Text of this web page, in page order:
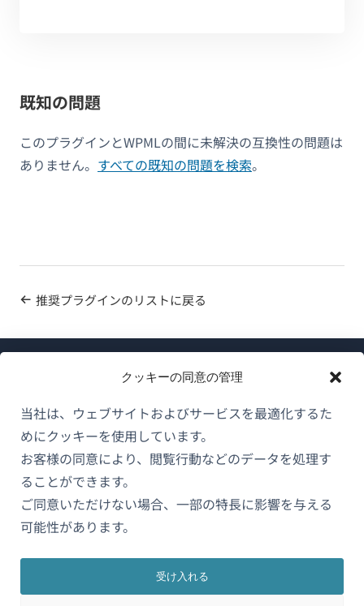
クッキーの同意の管理
当社は、ウェブサイトおよびサービスを最適化するた
めにクッキーを使用しています。
お客様の同意により、閲覧行動などのデータを処理す
ることができます。
ご同意いただけない場合、一部の特長に影響を与える
可能性があります。
受け入れる
既知の問題
このプラグインとWPMLの間に未解決の互換性の問題は
ありません。 すべての既知の問題を検索。
推奨プラグインのリストに戻る
日本語
WPMLについて
GDPRおよびプライバシーポリシー
チームに参加（新
ィ
し
い
ウ
し
い
ウ
し
ウ